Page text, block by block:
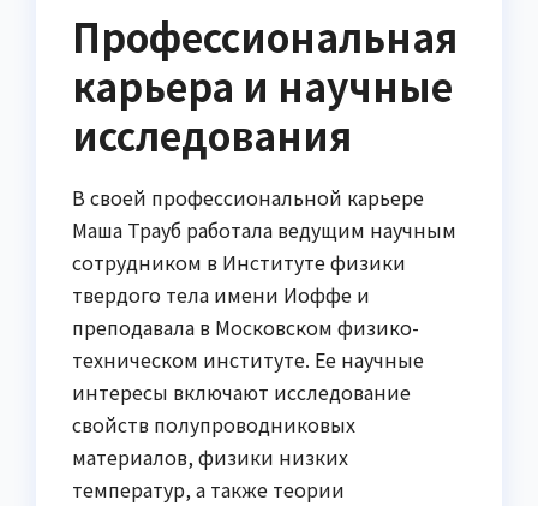
Профессиональная
карьера и научные
исследования
В своей профессиональной карьере
Маша Трауб работала ведущим научным
сотрудником в Институте физики
твердого тела имени Иоффе и
преподавала в Московском физико-
техническом институте. Ее научные
интересы включают исследование
свойств полупроводниковых
материалов, физики низких
температур, а также теории